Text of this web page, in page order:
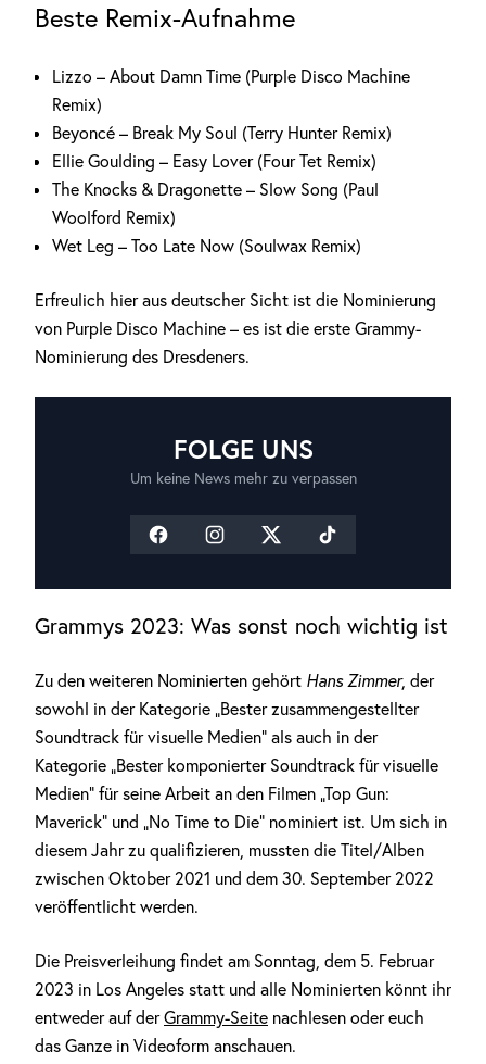
Beste Remix-Aufnahme
Lizzo – About Damn Time (Purple Disco Machine
Remix)
Beyoncé – Break My Soul (Terry Hunter Remix)
Ellie Goulding – Easy Lover (Four Tet Remix)
The Knocks & Dragonette – Slow Song (Paul
Woolford Remix)
Wet Leg – Too Late Now (Soulwax Remix)
Erfreulich hier aus deutscher Sicht ist die Nominierung
von Purple Disco Machine – es ist die erste Grammy-
Nominierung des Dresdeners.
FOLGE UNS
Um keine News mehr zu verpassen
Grammys 2023: Was sonst noch wichtig ist
Zu den weiteren Nominierten gehört Hans Zimmer, der
sowohl in der Kategorie „Bester zusammengestellter
Soundtrack für visuelle Medien“ als auch in der
Kategorie „Bester komponierter Soundtrack für visuelle
Medien“ für seine Arbeit an den Filmen „Top Gun:
Maverick“ und „No Time to Die“ nominiert ist. Um sich in
diesem Jahr zu qualifizieren, mussten die Titel/Alben
zwischen Oktober 2021 und dem 30. September 2022
veröffentlicht werden.
Die Preisverleihung findet am Sonntag, dem 5. Februar
2023 in Los Angeles statt und alle Nominierten könnt ihr
entweder auf derGrammy-Seite nachlesen oder euch
das Ganze in Videoform anschauen.